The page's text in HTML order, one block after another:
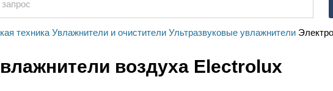
техника Увлажнители и очистители Ультразвуковые увлажнители
воздуха Electrolux